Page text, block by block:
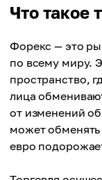
Что такое
Форекс — это
по всему миру.
пространство,
лица
от изменений
может
евро